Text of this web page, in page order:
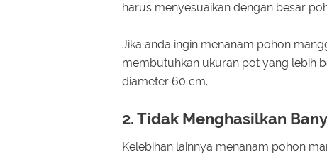
harus menyesuaikan dengan besar
Jika anda ingin menanam pohon
membutuhkan ukuran pot yang lebih
diameter 60 cm.
2. Tidak Menghasilkan
Kelebihan lainnya menanam pohon